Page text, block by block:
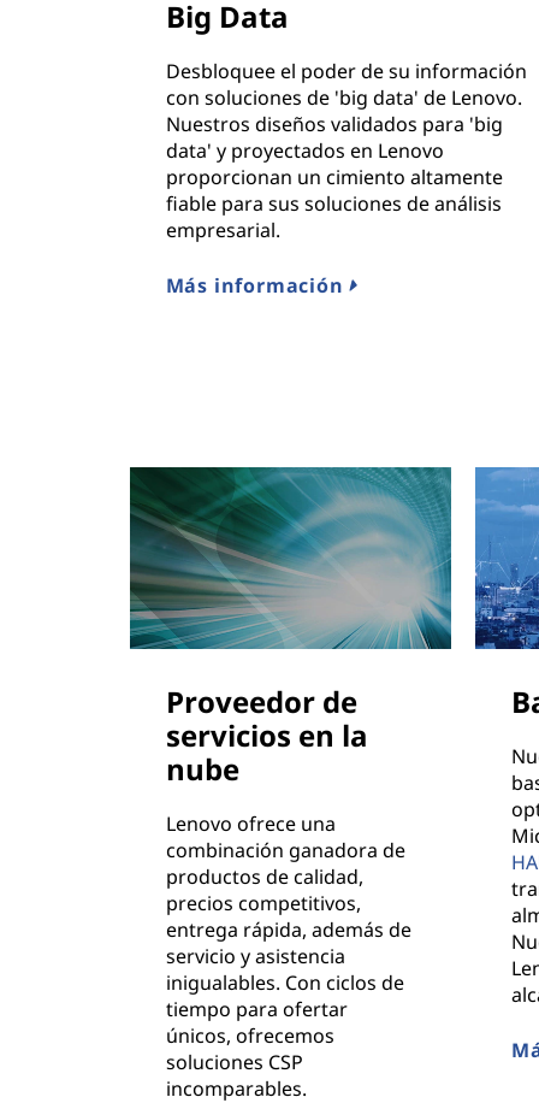
Big Data
Desbloquee el poder de su información
con soluciones de 'big data' de Lenovo.
Nuestros diseños validados para 'big
data' y proyectados en Lenovo
proporcionan un cimiento altamente
fiable para sus soluciones de análisis
empresarial.
Más información
Proveedor de
servicios en la
nube
Lenovo ofrece una
combinación ganadora de
productos de calidad,
precios competitivos,
entrega rápida, además de
servicio y asistencia
inigualables. Con ciclos de
tiempo para ofertar
únicos, ofrecemos
soluciones CSP
incomparables.